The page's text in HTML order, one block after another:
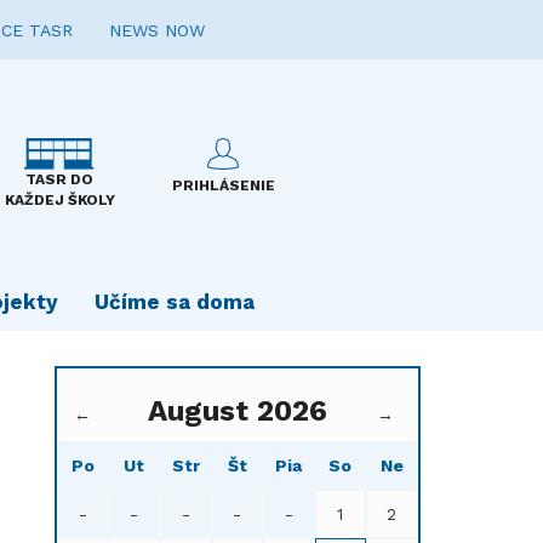
TASR NEWS NOW
TASR DO
KAŽDEJ ŠKOLY
PRIHLÁSENIE
Učíme sa doma
← August 2026 →
Po Ut Str Št Pia So Ne
- - - - - 1 2